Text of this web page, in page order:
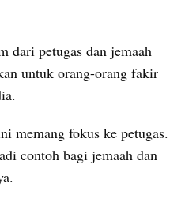
dari petugas dan jemaah
untuk orang-orang fakir
memang fokus ke petugas.
contoh bagi jemaah dan